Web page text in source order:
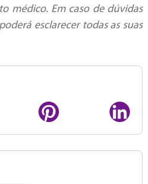
médico. Em caso de dúvidas
esclarecer todas as suas